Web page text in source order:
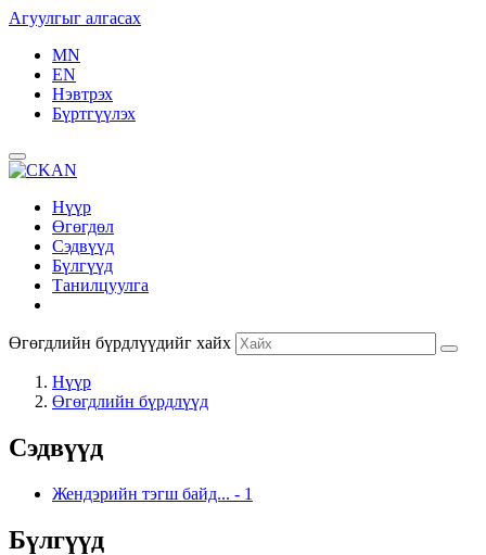
Агуулгыг алгасах
MN
EN
Нэвтрэх
Бүртгүүлэх
Нүүр
Өгөгдөл
Сэдвүүд
Бүлгүүд
Танилцуулга
Өгөгдлийн бүрдлүүдийг хайх
Нүүр
Өгөгдлийн бүрдлүүд
Сэдвүүд
Жендэрийн тэгш байд... - 1
Бүлгүүд